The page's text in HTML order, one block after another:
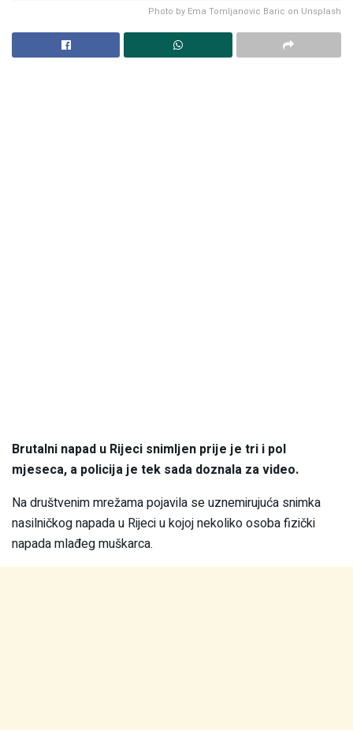
Photo by Ema Tomljanovic Baric on Unsplash
Brutalni napad u Rijeci snimljen prije je tri i pol
mjeseca, a policija je tek sada doznala za video.
Na društvenim mrežama pojavila se uznemirujuća snimka
nasilničkog napada u Rijeci u kojoj nekoliko osoba fizički
napada mlađeg muškarca.